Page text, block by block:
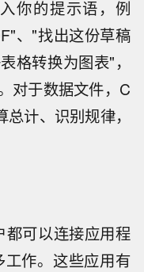
你的提示语，例
、"找出这份草稿
格转换为图表"，
对于数据文件，C
计、识别规律，
都可以连接应用程
作。这些应用有